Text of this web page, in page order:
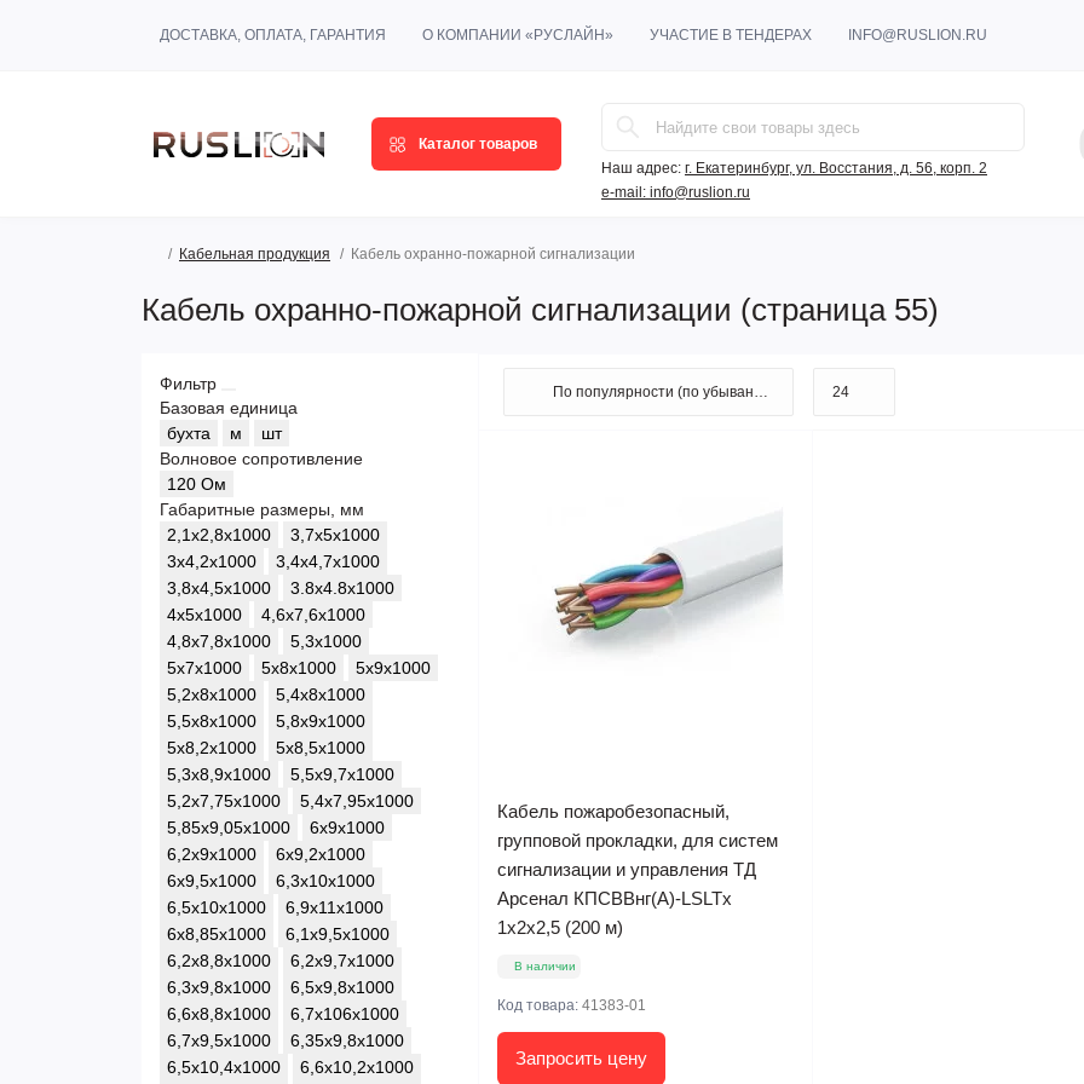
ДОСТАВКА, ОПЛАТА, ГАРАНТИЯ О КОМПАНИИ «РУСЛАЙН» УЧАСТИЕ В ТЕНДЕРАХ INFO@RUSLION.RU
Каталог товаров
Наш адрес: г. Екатеринбург, ул. Восстания, д. 56, корп. 2
e-mail: info@ruslion.ru
Кабельная продукция Кабель охранно-пожарной сигнализации
Кабель охранно-пожарной сигнализации (страница 55)
Фильтр
Базовая единица
бухта
м
шт
Волновое сопротивление
120 Ом
Габаритные размеры, мм
2,1x2,8x1000
3,7x5x1000
3x4,2x1000
3,4x4,7x1000
3,8x4,5x1000
3.8x4.8x1000
4x5x1000
4,6x7,6x1000
4,8x7,8x1000
5,3x1000
5x7x1000
5x8x1000
5x9x1000
5,2x8x1000
5,4x8x1000
5,5x8x1000
5,8x9x1000
5x8,2x1000
5x8,5x1000
5,3x8,9x1000
5,5x9,7x1000
5,2x7,75x1000
5,4x7,95x1000
5,85x9,05x1000
6x9x1000
6,2x9x1000
6x9,2x1000
6x9,5x1000
6,3x10x1000
6,5x10x1000
6,9x11x1000
6x8,85x1000
6,1x9,5x1000
6,2x8,8x1000
6,2x9,7x1000
6,3x9,8x1000
6,5x9,8x1000
6,6x8,8x1000
6,7x106x1000
6,7x9,5x1000
6,35x9,8x1000
6,5x10,4x1000
6,6x10,2x1000
Кабель пожаробезопасный,
групповой прокладки, для систем
сигнализации и управления ТД
Арсенал КПСВВнг(А)-LSLTx
1x2x2,5 (200 м)
В наличии
Код товара: 41383-01
Запросить цену